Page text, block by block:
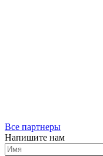
Все партнеры
Напишите нам